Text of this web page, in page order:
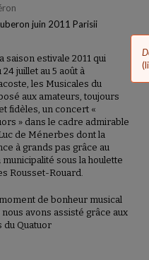
juin 2011 Parisii
saison estivale 2011 qui
juillet au 5 août à
les Musicales du
aux amateurs, toujours
fidèles, un concert «
» dans le cadre admirable
de Ménerbes dont la
à grands pas grâce au
sous la houlette
Rousset-Rouard.
de bonheur musical
nous avons assisté grâce aux
du Quatuor